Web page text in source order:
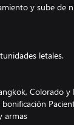
y sube de
letales.
Colorado
armas